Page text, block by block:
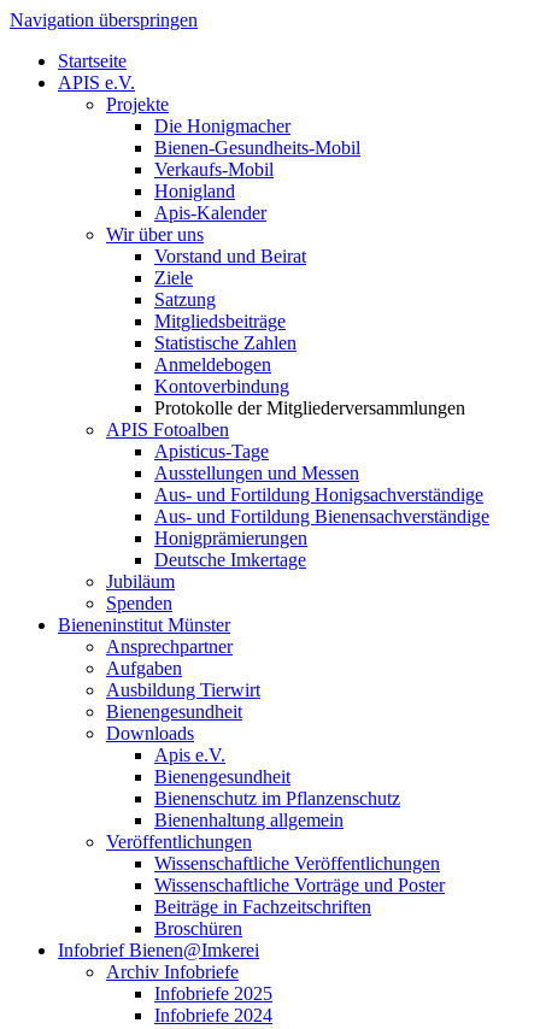
Navigation überspringen
Startseite
APIS e.V.
Projekte
Die Honigmacher
Bienen-Gesundheits-Mobil
Verkaufs-Mobil
Honigland
Apis-Kalender
Wir über uns
Vorstand und Beirat
Ziele
Satzung
Mitgliedsbeiträge
Statistische Zahlen
Anmeldebogen
Kontoverbindung
Protokolle der Mitgliederversammlungen
APIS Fotoalben
Apisticus-Tage
Ausstellungen und Messen
Aus- und Fortildung Honigsachverständige
Aus- und Fortildung Bienensachverständige
Honigprämierungen
Deutsche Imkertage
Jubiläum
Spenden
Bieneninstitut Münster
Ansprechpartner
Aufgaben
Ausbildung Tierwirt
Bienengesundheit
Downloads
Apis e.V.
Bienengesundheit
Bienenschutz im Pflanzenschutz
Bienenhaltung allgemein
Veröffentlichungen
Wissenschaftliche Veröffentlichungen
Wissenschaftliche Vorträge und Poster
Beiträge in Fachzeitschriften
Broschüren
Infobrief Bienen@Imkerei
Archiv Infobriefe
Infobriefe 2025
Infobriefe 2024